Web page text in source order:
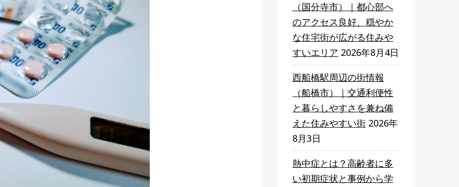
（国分寺市）｜都心部へ
のアクセス良好、穏やか
な住宅街が広がる住みや
すいエリア 2026年8月4日
西船橋駅周辺の街情報
（船橋市）｜交通利便性
と暮らしやすさを兼ね備
えた住みやすい街 2026年
8月3日
熱中症とは？高齢者に多
い初期症状と事例から学